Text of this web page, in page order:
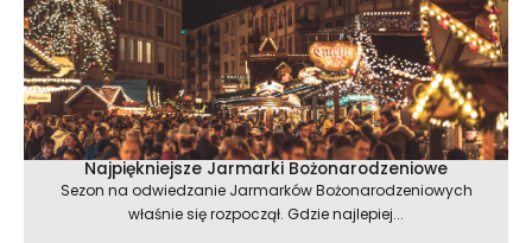
Najpiękniejsze Jarmarki Bożonarodzeniowe
Sezon na odwiedzanie Jarmarków Bożonarodzeniowych
właśnie się rozpoczął. Gdzie najlepiej...